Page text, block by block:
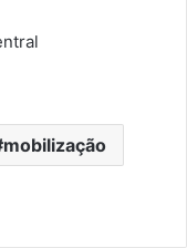
mobilização